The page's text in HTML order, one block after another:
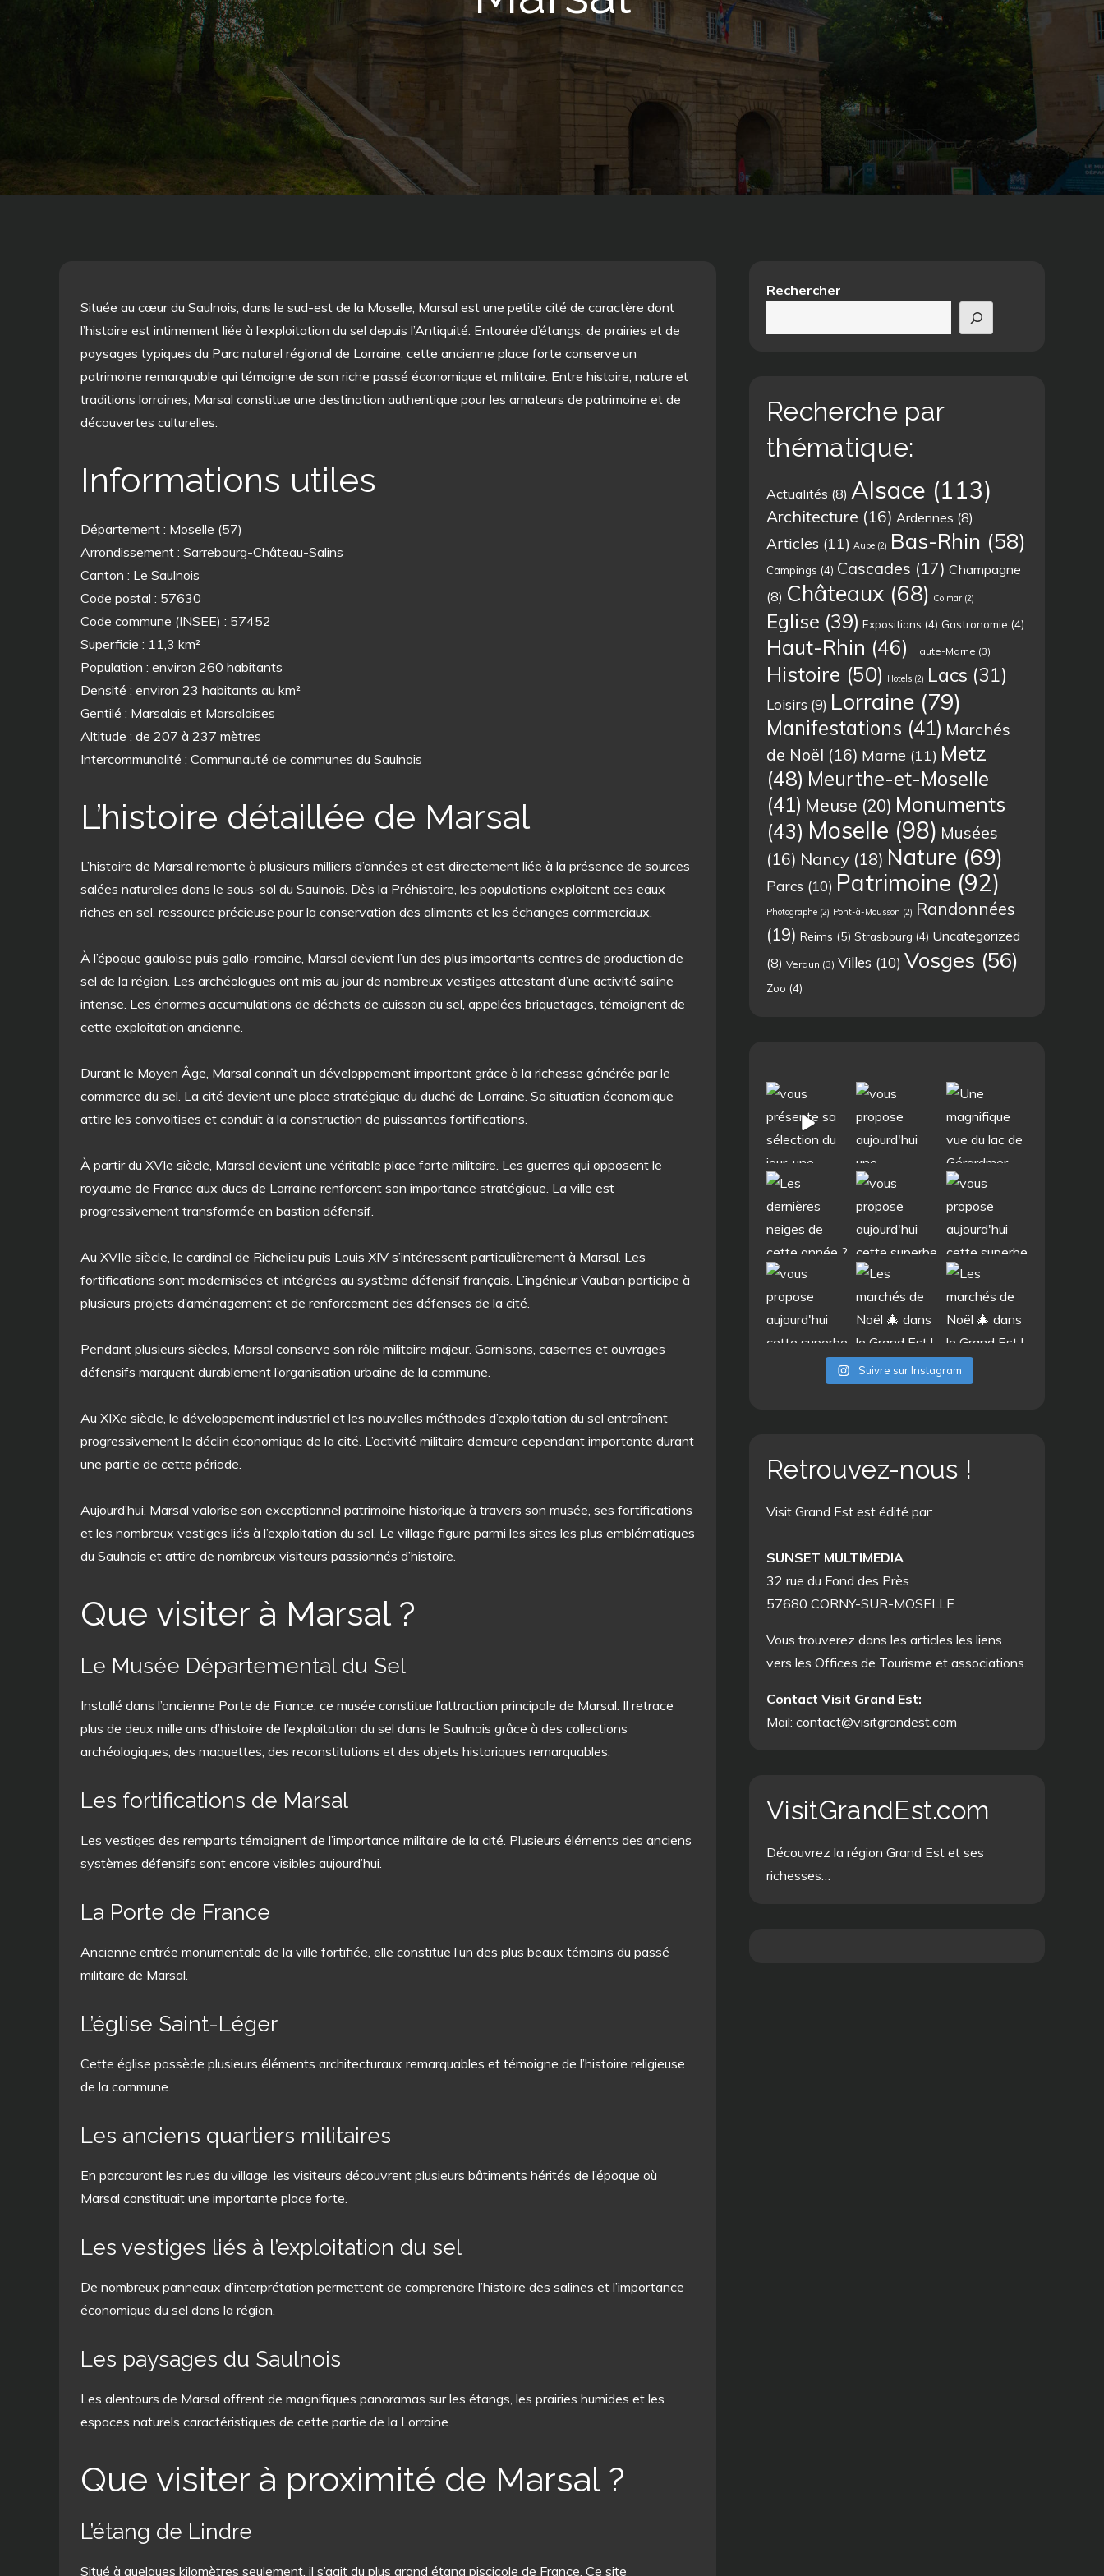
Située au cœur du Saulnois, dans le sud-est de la Moselle, Marsal est une petite cité de caractère dont
l’histoire est intimement liée à l’exploitation du sel depuis l’Antiquité. Entourée d’étangs, de prairies et de
paysages typiques du Parc naturel régional de Lorraine, cette ancienne place forte conserve un
patrimoine remarquable qui témoigne de son riche passé économique et militaire. Entre histoire, nature et
traditions lorraines, Marsal constitue une destination authentique pour les amateurs de patrimoine et de
découvertes culturelles.
Informations utiles
Département : Moselle (57)
Arrondissement : Sarrebourg-Château-Salins
Canton : Le Saulnois
Code postal : 57630
Code commune (INSEE) : 57452
Superficie : 11,3 km²
Population : environ 260 habitants
Densité : environ 23 habitants au km²
Gentilé : Marsalais et Marsalaises
Altitude : de 207 à 237 mètres
Intercommunalité : Communauté de communes du Saulnois
L’histoire détaillée de Marsal
L’histoire de Marsal remonte à plusieurs milliers d’années et est directement liée à la présence de sources
salées naturelles dans le sous-sol du Saulnois. Dès la Préhistoire, les populations exploitent ces eaux
riches en sel, ressource précieuse pour la conservation des aliments et les échanges commerciaux.
À l’époque gauloise puis gallo-romaine, Marsal devient l’un des plus importants centres de production de
sel de la région. Les archéologues ont mis au jour de nombreux vestiges attestant d’une activité saline
intense. Les énormes accumulations de déchets de cuisson du sel, appelées briquetages, témoignent de
cette exploitation ancienne.
Durant le Moyen Âge, Marsal connaît un développement important grâce à la richesse générée par le
commerce du sel. La cité devient une place stratégique du duché de Lorraine. Sa situation économique
attire les convoitises et conduit à la construction de puissantes fortifications.
À partir du XVIe siècle, Marsal devient une véritable place forte militaire. Les guerres qui opposent le
royaume de France aux ducs de Lorraine renforcent son importance stratégique. La ville est
progressivement transformée en bastion défensif.
Au XVIIe siècle, le cardinal de Richelieu puis Louis XIV s’intéressent particulièrement à Marsal. Les
fortifications sont modernisées et intégrées au système défensif français. L’ingénieur Vauban participe à
plusieurs projets d’aménagement et de renforcement des défenses de la cité.
Pendant plusieurs siècles, Marsal conserve son rôle militaire majeur. Garnisons, casernes et ouvrages
défensifs marquent durablement l’organisation urbaine de la commune.
Au XIXe siècle, le développement industriel et les nouvelles méthodes d’exploitation du sel entraînent
progressivement le déclin économique de la cité. L’activité militaire demeure cependant importante durant
une partie de cette période.
Aujourd’hui, Marsal valorise son exceptionnel patrimoine historique à travers son musée, ses fortifications
et les nombreux vestiges liés à l’exploitation du sel. Le village figure parmi les sites les plus emblématiques
du Saulnois et attire de nombreux visiteurs passionnés d’histoire.
Que visiter à Marsal ?
Le Musée Départemental du Sel
Installé dans l’ancienne Porte de France, ce musée constitue l’attraction principale de Marsal. Il retrace
plus de deux mille ans d’histoire de l’exploitation du sel dans le Saulnois grâce à des collections
archéologiques, des maquettes, des reconstitutions et des objets historiques remarquables.
Les fortifications de Marsal
Les vestiges des remparts témoignent de l’importance militaire de la cité. Plusieurs éléments des anciens
systèmes défensifs sont encore visibles aujourd’hui.
La Porte de France
Ancienne entrée monumentale de la ville fortifiée, elle constitue l’un des plus beaux témoins du passé
militaire de Marsal.
L’église Saint-Léger
Cette église possède plusieurs éléments architecturaux remarquables et témoigne de l’histoire religieuse
de la commune.
Les anciens quartiers militaires
En parcourant les rues du village, les visiteurs découvrent plusieurs bâtiments hérités de l’époque où
Marsal constituait une importante place forte.
Les vestiges liés à l’exploitation du sel
De nombreux panneaux d’interprétation permettent de comprendre l’histoire des salines et l’importance
économique du sel dans la région.
Les paysages du Saulnois
Les alentours de Marsal offrent de magnifiques panoramas sur les étangs, les prairies humides et les
espaces naturels caractéristiques de cette partie de la Lorraine.
Que visiter à proximité de Marsal ?
L’étang de Lindre
Situé à quelques kilomètres seulement, il s’agit du plus grand étang piscicole de France. Ce site
Rechercher
Recherche par
thématique:
Actualités (8) Alsace (113)
Architecture (16) Ardennes (8)
Articles (11) Aube (2) Bas-Rhin (58)
Campings (4) Cascades (17) Champagne
(8) Châteaux (68) Colmar (2)
Eglise (39) Expositions (4) Gastronomie (4)
Haut-Rhin (46) Haute-Marne (3)
Histoire (50) Hotels (2) Lacs (31)
Loisirs (9) Lorraine (79)
Manifestations (41) Marchés
de Noël (16) Marne (11) Metz
(48) Meurthe-et-Moselle
(41) Meuse (20) Monuments
(43) Moselle (98) Musées
(16) Nancy (18) Nature (69)
Parcs (10) Patrimoine (92)
Photographe (2) Pont-à-Mousson (2) Randonnées
(19) Reims (5) Strasbourg (4) Uncategorized
(8) Verdun (3) Villes (10) Vosges (56)
Zoo (4)
Suivre sur Instagram
Retrouvez-nous !
Visit Grand Est est édité par:
SUNSET MULTIMEDIA
32 rue du Fond des Près
57680 CORNY-SUR-MOSELLE
Vous trouverez dans les articles les liens
vers les Offices de Tourisme et associations.
Contact Visit Grand Est:
Mail: contact@visitgrandest.com
VisitGrandEst.com
Découvrez la région Grand Est et ses
richesses…